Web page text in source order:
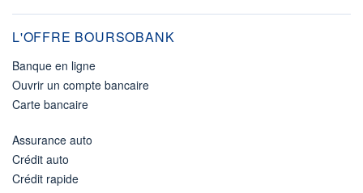
L'OFFRE BOURSOBANK
Banque en ligne
Ouvrir un compte bancaire
Carte bancaire
Assurance auto
Crédit auto
Crédit rapide